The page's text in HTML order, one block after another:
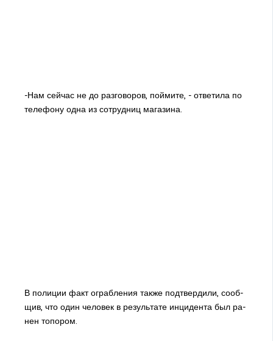
-Нам сей­час не до раз­го­во­ров, пой­ми­те, - от­ве­ти­ла по
те­ле­фо­ну од­на из со­труд­ниц ма­га­зи­на.
В по­ли­ции факт ограб­ле­ния так­же под­твер­ди­ли, со­об­
щив, что один че­ло­век в ре­зуль­та­те ин­ци­ден­та был ра­
нен то­по­ром.